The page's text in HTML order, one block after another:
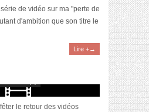
de vidéo sur ma "perte de
d'ambition que son titre le
Lire +→
Poids Santé #67 : l’AVIS des
le retour des vidéos